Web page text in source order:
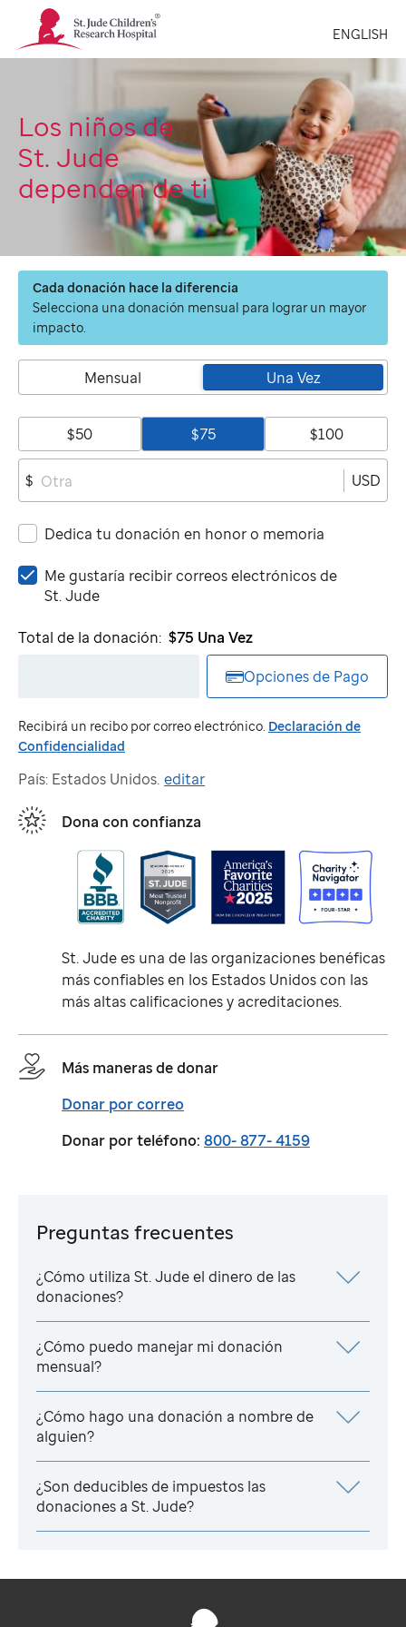
St.
Jude
Children's
Logo
ENGLISH
Los niños de
St. Jude
dependen de ti
Cada donación hace la diferencia
Selecciona una donación mensual para lograr un mayor
impacto.
Mensual Una Vez
$50 $75 $100
$ USD
Dedica tu donación en honor o memoria
Me
gustaría
correos
Me gustaría recibir correos electrónicos de
St. Jude
Total de la donación: $75 Una Vez
Opciones de Pago
Recibirá un recibo por correo electrónico. Declaración de
Confidencialidad
País: Estados Unidos. editar
Dona con confianza
St. Judees una de las organizaciones benéficas
más confiables en los Estados Unidos con las
más altas calificaciones y acreditaciones.
Más maneras de donar
Donar por correo
Donar por teléfono: 800- 877- 4159
Preguntas frecuentes
¿Cómo utiliza St. Judeel dinero de las
donaciones?
¿Cómo puedo manejar mi donación
mensual?
¿Cómo hago una donación a nombre de
alguien?
¿Son deducibles de impuestos las
donaciones a St. Jude?